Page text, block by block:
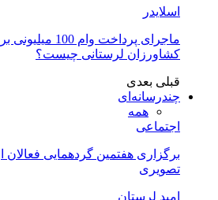
اسلایدر
ماجرای پرداخت وام 100
کشاورزان لرستانی چیست؟
قبلیبعدی
چندرسانه‌ای
همه
اجتماعی
برگزاری هفتمین گردهمایی فعالان
تصویری
امید لرستان